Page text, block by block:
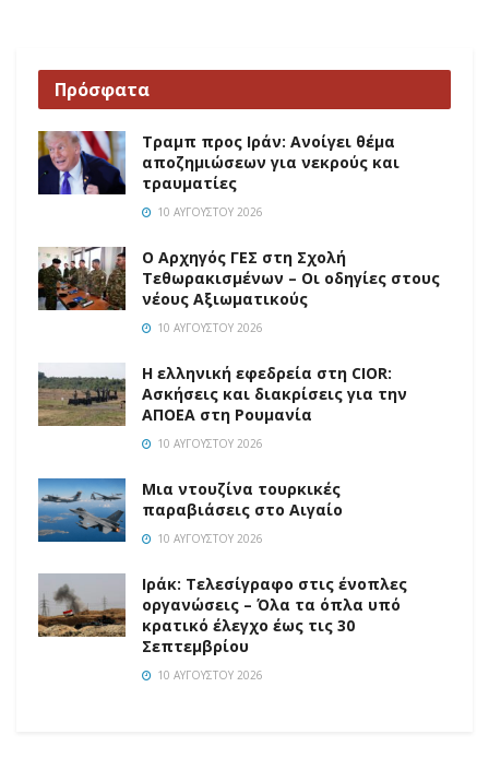
Πρόσφατα
Τραμπ προς Ιράν: Ανοίγει θέμα
αποζημιώσεων για νεκρούς και
τραυματίες
10 ΑΥΓΟΎΣΤΟΥ 2026
O Αρχηγός ΓΕΣ στη Σχολή
Τεθωρακισμένων – Οι οδηγίες στους
νέους Αξιωματικούς
10 ΑΥΓΟΎΣΤΟΥ 2026
Η ελληνική εφεδρεία στη CIOR:
Ασκήσεις και διακρίσεις για την
ΑΠΟΕΑ στη Ρουμανία
10 ΑΥΓΟΎΣΤΟΥ 2026
Μια ντουζίνα τουρκικές
παραβιάσεις στο Αιγαίο
10 ΑΥΓΟΎΣΤΟΥ 2026
Ιράκ: Τελεσίγραφο στις ένοπλες
οργανώσεις – Όλα τα όπλα υπό
κρατικό έλεγχο έως τις 30
Σεπτεμβρίου
10 ΑΥΓΟΎΣΤΟΥ 2026